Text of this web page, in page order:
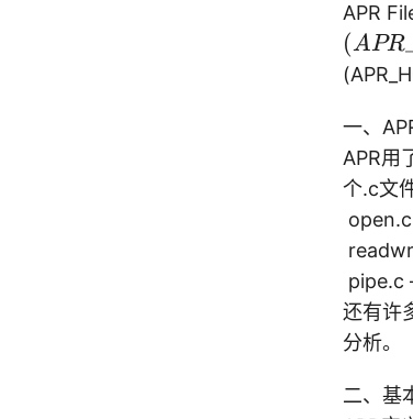
APR
(APR
一、
APR用
个.c文
pipe.c
还有许
分析。
二、基